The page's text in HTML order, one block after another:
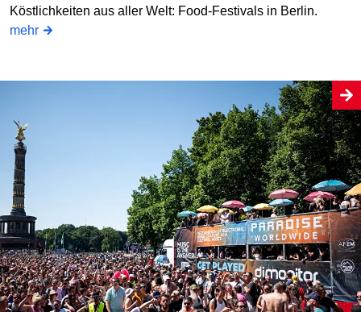
Köstlichkeiten aus aller Welt: Food-Festivals in Berlin.
mehr